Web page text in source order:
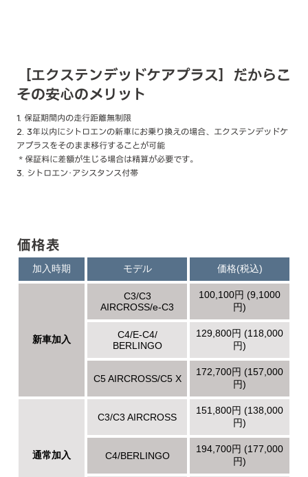
［エクステンデッドケアプラス］だからこ
その安心のメリット
1. 保証期間内の走行距離無制限
2. 3年以内にシトロエンの新車にお乗り換えの場合、エクステンデッドケ
アプラスをそのまま移行することが可能
＊保証料に差額が生じる場合は精算が必要です。
3. シトロエン･アシスタンス付帯
価格表